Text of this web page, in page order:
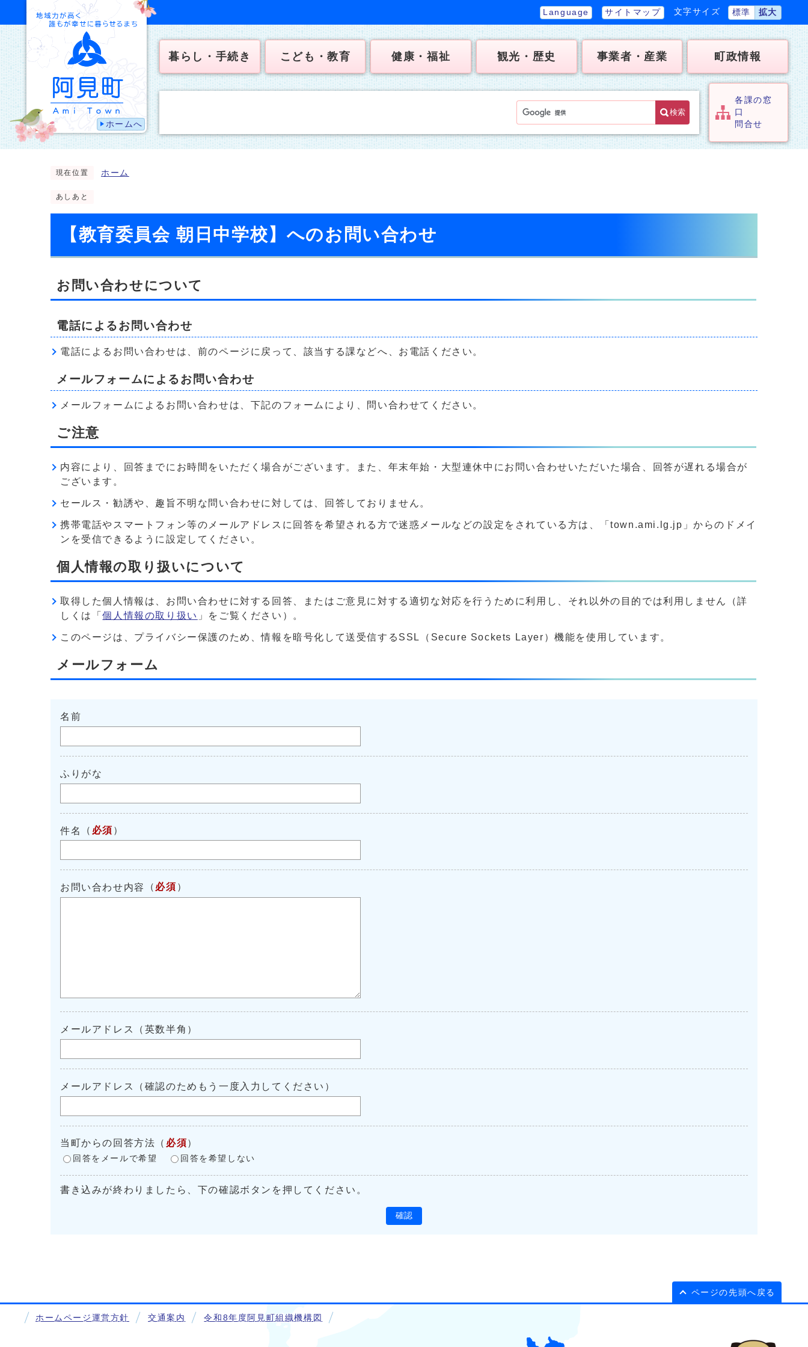
ホームへ
Language サイトマップ 文字サイズ 標準 拡大
暮らし・手続き こども・教育 健康・福祉 観光・歴史 事業者・産業 町政情報
検索
各課の窓
口
問合せ
現在位置 ホーム
あしあと
【教育委員会 朝日中学校】へのお問い合わせ
お問い合わせについて
電話によるお問い合わせ
電話によるお問い合わせは、前のページに戻って、該当する課などへ、お電話ください。
メールフォームによるお問い合わせ
メールフォームによるお問い合わせは、下記のフォームにより、問い合わせてください。
ご注意
内容により、回答までにお時間をいただく場合がございます。また、年末年始・大型連休中にお問い合わせいただいた場合、回答が遅れる場合が
ございます。
セールス・勧誘や、趣旨不明な問い合わせに対しては、回答しておりません。
携帯電話やスマートフォン等のメールアドレスに回答を希望される方で迷惑メールなどの設定をされている方は、「town.ami.lg.jp」からのドメイ
ンを受信できるように設定してください。
個人情報の取り扱いについて
取得した個人情報は、お問い合わせに対する回答、またはご意見に対する適切な対応を行うために利用し、それ以外の目的では利用しません（詳
しくは「個人情報の取り扱い 」をご覧ください）。
このページは、プライバシー保護のため、情報を暗号化して送受信するSSL（Secure Sockets Layer）機能を使用しています。
メールフォーム
名前
ふりがな
件名 （ 必須 ）
お問い合わせ内容 （ 必須 ）
メールアドレス（英数半角）
メールアドレス（確認のためもう一度入力してください）
当町からの回答方法 （ 必須）
回答をメールで希望 回答を希望しない
書き込みが終わりましたら、下の確認ボタンを押してください。
確認
ページの先頭へ戻る
ホームページ運営方針 交通案内 令和8年度阿見町組織機構図